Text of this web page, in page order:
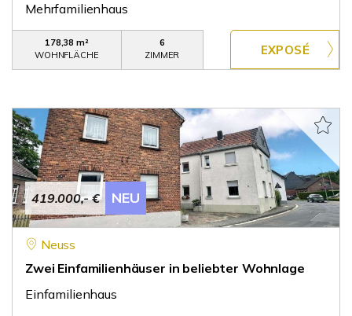
Mehrfamilienhaus
178,38 m²
WOHNFLÄCHE
6
ZIMMER
419.000,- € NEU
Neuss
Zwei Einfamilienhäuser in beliebter Wohnlage
Einfamilienhaus